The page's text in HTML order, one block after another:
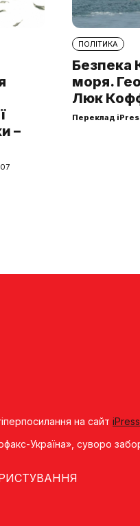
–
ПОЛІТИКА
Безпека
моря.
Люк
Переклад
на сайт
Україна», суворо